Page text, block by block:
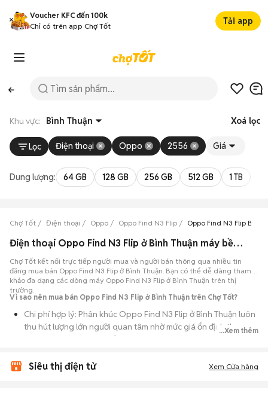
Voucher KFC đến 100k
Chỉ có trên app Chợ Tốt
Tải app
Khu vực: Bình Thuận Xoá lọc
Lọc Điện thoại Oppo 2556 Giá
Dung lượng: 64 GB 128 GB 256 GB 512 GB 1 TB
Chợ Tốt Điện thoại Oppo Oppo Find N3 Flip Oppo Find N3 Flip Bình
Điện thoại Oppo Find N3 Flip ở Bình Thuận máy bền đẹp
Chợ Tốt kết nối trực tiếp người mua và người bán thông qua nhiều tin
đăng mua bán Oppo Find N3 Flip ở Bình Thuận. Bạn có thể dễ dàng tham
khảo đa dạng các dòng máy Oppo Find N3 Flip ở Bình Thuận trên thị
trường.
Vì sao nên mua bán Oppo Find N3 Flip ở Bình Thuận trên Chợ Tốt?
Chi phí hợp lý: Phân khúc Oppo Find N3 Flip ở Bình Thuận luôn
thu hút lượng lớn người quan tâm nhờ mức giá ổn định theo
thời gian, phù hợp với số đông.
Bình Thuận cung cấp cho bạn nhiều lựa chọn về tỷ lệ phần trăm
...Xem thêm
Siêu thị điện tử Xem Cửa hàng